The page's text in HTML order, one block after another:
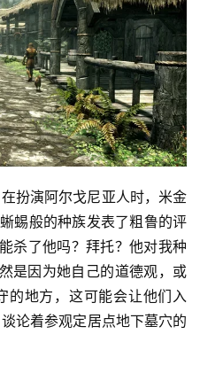
扮演阿尔戈尼亚人时，米金
蜴般的种族发表了粗鲁的评
杀了他吗？拜托？他对我种
是因为她自己的道德观，或
的地方，这可能会让他们入
论着参观定居点地下墓穴的